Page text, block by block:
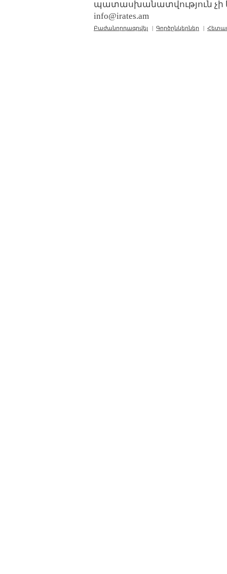
պատասխանատվություն չի
info@irates.am
Բաժանորդագրվել | Գործընկերներ |